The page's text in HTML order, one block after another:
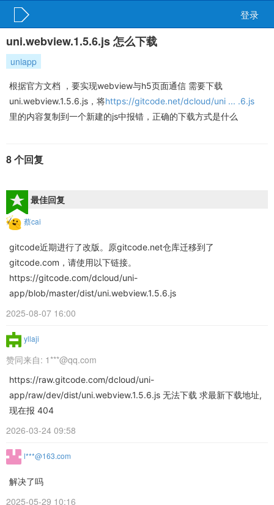
登录
uni.webview.1.5.6.js 怎么下载
uniapp
根据官方文档 ，要实现webview与h5页面通信 需要下载
uni.webview.1.5.6.js，将https://gitcode.net/dcloud/uni ... .6.js
里的内容复制到一个新建的js中报错，正确的下载方式是什么
8 个回复
最佳回复
蔡cai
gitcode近期进行了改版。原gitcode.net仓库迁移到了
gitcode.com，请使用以下链接。
https://gitcode.com/dcloud/uni-
app/blob/master/dist/uni.webview.1.5.6.js
2025-08-07 16:00
yllaji
赞同来自: 1***@qq.com
https://raw.gitcode.com/dcloud/uni-
app/raw/dev/dist/uni.webview.1.5.6.js 无法下载 求最新下载地址,
现在报 404
2026-03-24 09:58
l***@163.com
解决了吗
2025-05-29 10:16